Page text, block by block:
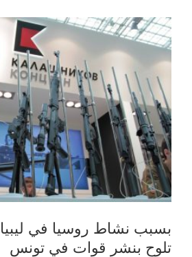
بسبب نشاط روسيا في
تلوح بنشر قوات في تونس